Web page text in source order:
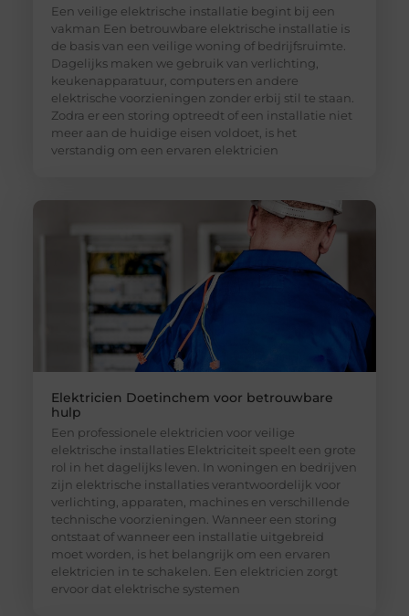
Een veilige elektrische installatie begint bij een
vakman Een betrouwbare elektrische installatie is
de basis van een veilige woning of bedrijfsruimte.
Dagelijks maken we gebruik van verlichting,
keukenapparatuur, computers en andere
elektrische voorzieningen zonder erbij stil te staan.
Zodra er een storing optreedt of een installatie niet
meer aan de huidige eisen voldoet, is het
verstandig om een ervaren elektricien
Elektricien Doetinchem voor betrouwbare
hulp
Een professionele elektricien voor veilige
elektrische installaties Elektriciteit speelt een grote
rol in het dagelijks leven. In woningen en bedrijven
zijn elektrische installaties verantwoordelijk voor
verlichting, apparaten, machines en verschillende
technische voorzieningen. Wanneer een storing
ontstaat of wanneer een installatie uitgebreid
moet worden, is het belangrijk om een ervaren
elektricien in te schakelen. Een elektricien zorgt
ervoor dat elektrische systemen